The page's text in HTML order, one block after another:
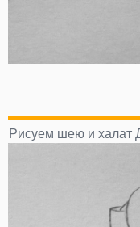
Рисуем шею и халат